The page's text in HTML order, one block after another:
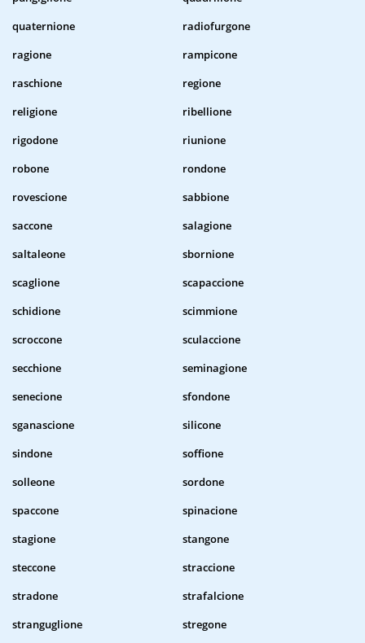
quaternione
radiofurgone
ragione
rampicone
raschione
regione
religione
ribellione
rigodone
riunione
robone
rondone
rovescione
sabbione
saccone
salagione
saltaleone
sbornione
scaglione
scapaccione
schidione
scimmione
scroccone
sculaccione
secchione
seminagione
senecione
sfondone
sganascione
silicone
sindone
soffione
solleone
sordone
spaccone
spinacione
stagione
stangone
steccone
straccione
stradone
strafalcione
stranguglione
stregone